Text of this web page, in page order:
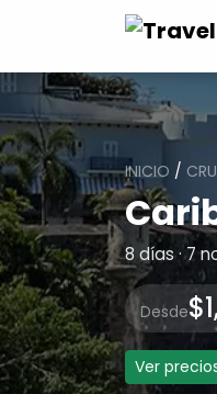
INICIO /
8 días · 7
Desde
Ver